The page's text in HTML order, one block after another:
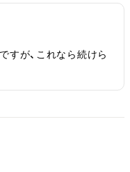
すが、これなら続けら